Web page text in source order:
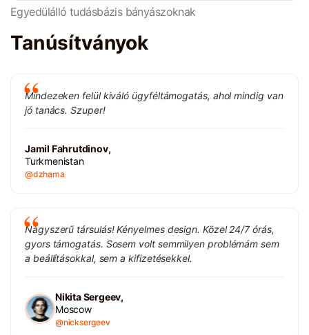
Egyedülálló tudásbázis bányászoknak
Tanúsítványok
Mindezeken felül kiváló ügyféltámogatás, ahol mindig van
jó tanács. Szuper!
Jamil Fahrutdinov,
Turkmenistan
@dzhama
Nagyszerű társulás! Kényelmes design. Közel 24/7 órás,
gyors támogatás. Sosem volt semmilyen problémám sem
a beállításokkal, sem a kifizetésekkel.
Nikita Sergeev,
Moscow
@nicksergeev